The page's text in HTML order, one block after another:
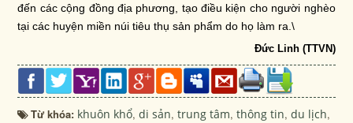
đến các cộng đồng địa phương, tạo điều kiện cho người nghèo
tại các huyện miền núi tiêu thụ sản phẩm do họ làm ra.\
Đức Linh (TTVN)
Từ khóa: khuôn khổ,di sản,trung tâm,thông tin,du lịch,